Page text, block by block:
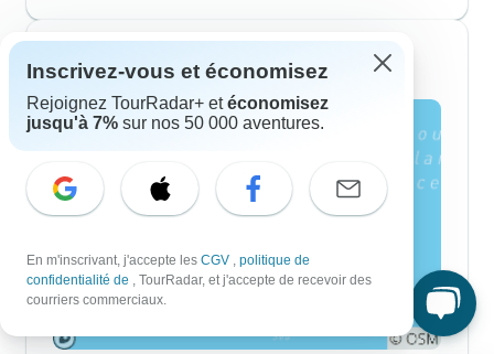
Itinéraires de 2 Semaines
Inscrivez-vous et économisez
Rejoignez TourRadar+ etéconomisez
jusqu'à 7% sur nos 50 000 aventures.
En m'inscrivant, j'accepte les CGV , politique de
confidentialité de , TourRadar, et j'accepte de recevoir des
courriers commerciaux.